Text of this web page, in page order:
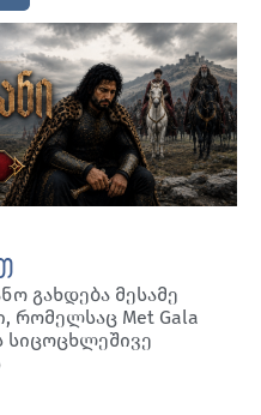
გახდება მესამე
რომელსაც Met Gala
სიცოცხლეშივე